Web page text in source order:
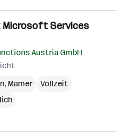
Microsoft Services
Austria GmbH
, Mamer
Vollzeit